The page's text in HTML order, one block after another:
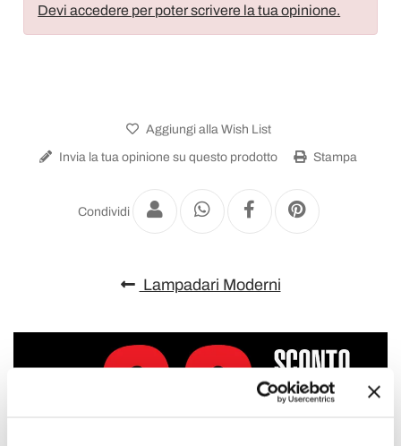
Devi accedere per poter scrivere la tua opinione.
Aggiungi alla Wish List
Invia la tua opinione su questo prodotto Stampa
Condividi
Lampadari Moderni